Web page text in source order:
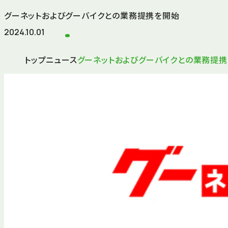
グーネットおよびグーバイクとの業務提携を開始
2024.10.01
トップニュースグーネットおよびグーバイクとの業務提